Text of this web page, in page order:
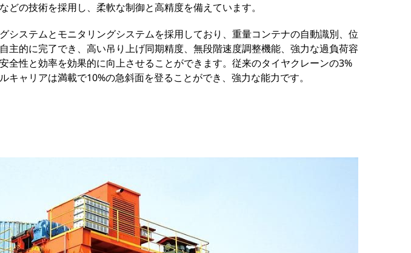
どの技術を採用し、柔軟な制御と高精度を備えています。
システムとモニタリングシステムを採用しており、重量コンテナの自動識別、位
主的に完了でき、高い吊り上げ同期精度、無段階速度調整機能、強力な過負荷容
全性と効率を効果的に向上させることができます。従来のタイヤクレーンの3%
ャリアは満載で10%の急斜面を登ることができ、強力な能力です。